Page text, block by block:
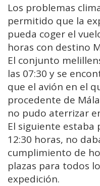
Los problemas
permitido que la
pueda coger el
horas con destino
El conjunto
las 07:30 y se
que el avión en el
procedente de
no pudo aterrizar
El siguiente estaba
12:30 horas, no
cumplimiento de
plazas para todos
expedición.